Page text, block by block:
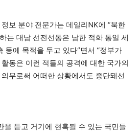
보 분야 전문가는 데일리NK에 “북한
는 대남 선전선동은 남한 적화 통일 세
등에 목적을 두고 있다”면서 “정부가
동은 이런 적들의 공격에 대한 국가의
무로써 어떠한 상황에서도 중단돼선
을 듣고 거기에 현혹될 수 있는 국민들